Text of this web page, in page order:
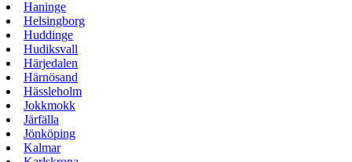
Haninge
Helsingborg
Huddinge
Hudiksvall
Härjedalen
Härnösand
Hässleholm
Jokkmokk
Järfälla
Jönköping
Kalmar